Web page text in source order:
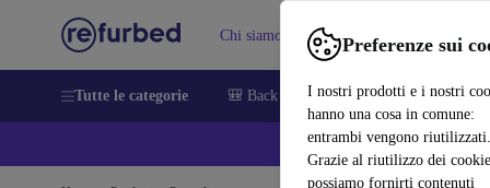
Preferenze sui
I nostri prodotti e i nostri
hanno una cosa in comune:
entrambi vengono riutilizzati.
Grazie al riutilizzo dei
possiamo fornirti contenuti
Chi siamo Vendere Assistenza
Tutte le categorie 🎒 Back to school Smartphone
💰